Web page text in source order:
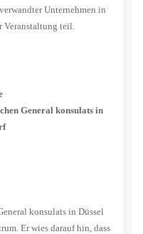
Unternehmen in
Veranstaltung teil.
General konsulats in
konsulats in Düssel
Er wies darauf hin, dass